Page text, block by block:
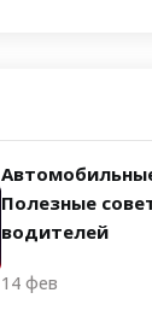
Полезные
водителей
14 фев